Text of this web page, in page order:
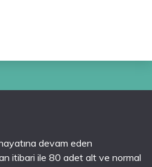
devam eden
itibari ile 80 adet alt ve normal